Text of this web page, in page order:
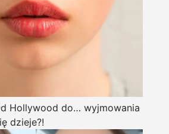
Hollywood do… wyjmowania
dzieje?!